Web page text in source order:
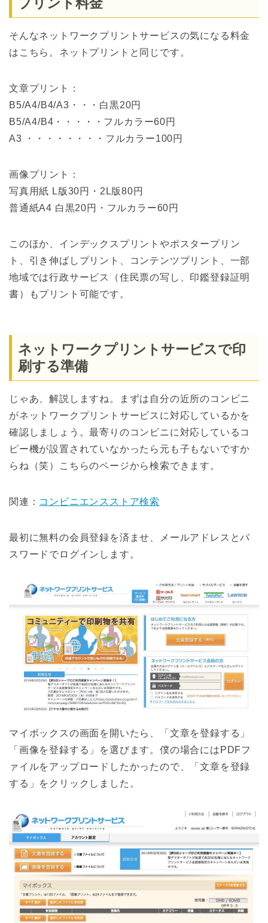
そんなネットワークプリントサービスの気になる料金
はこちら。ネットプリントと同じです。
文章プリント：
B5/A4/B4/A3・・・白黒20円
B5/A4/B4・・・・・フルカラー60円
A3 ・・・・・・・・フルカラー100円
画像プリント：
写真用紙 L版30円・2L版80円
普通紙A4 白黒20円・フルカラー60円
このほか、インデックスプリントやポスタープリン
ト、引き伸ばしプリント、コンテンツプリント、一部
地域では行政サービス（住民票の写し、印鑑登録証明
書）もプリント可能です。
ネットワークプリントサービスで印
刷する準備
じゃあ、解説しますね。まずは自分の近所のコンビニ
がネットワークプリントサービスに対応しているかを
確認しましょう。最寄りのコンビニに対応しているコ
ピー機が設置されていなかったら元も子もないですか
らね（笑）こちらのページから検索できます。
関連： コンビニエンスストア検索
最初に無料の会員登録を済ませ、メールアドレスとパ
スワードでログインします。
マイボックスの画面を開いたら、「文章を登録する」
「画像を登録する」を選びます。僕の場合にはPDFフ
ァイルをアップロードしたかったので、「文章を登録
する」をクリックしました。